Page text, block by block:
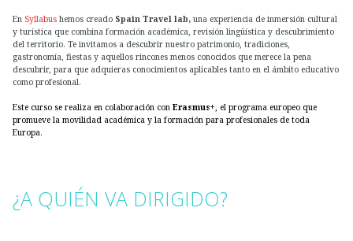
En Syllabus hemos creado Spain Travel lab, una experiencia de inmersión cultural
y turística que combina formación académica, revisión lingüística y descubrimiento
del territorio. Te invitamos a descubrir nuestro patrimonio, tradiciones,
gastronomía, fiestas y aquellos rincones menos conocidos que merece la pena
descubrir, para que adquieras conocimientos aplicables tanto en el ámbito educativo
como profesional.
Este curso se realiza en colaboración con Erasmus+, el programa europeo que
promueve la movilidad académica y la formación para profesionales de toda
Europa.
¿A QUIÉN VA DIRIGIDO?